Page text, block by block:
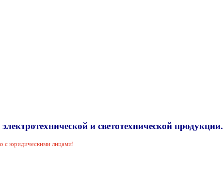
и светотехнической продукции.
с юридическими лицами!